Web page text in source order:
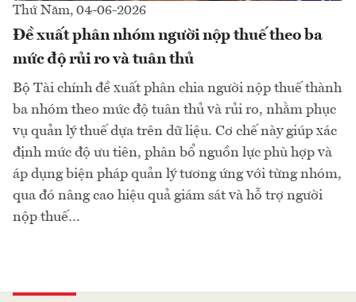
Thứ Năm, 04-06-2026
Đề xuất phân nhóm người nộp thuế theo ba
mức độ rủi ro và tuân thủ
Bộ Tài chính đề xuất phân chia người nộp thuế thành
ba nhóm theo mức độ tuân thủ và rủi ro, nhằm phục
vụ quản lý thuế dựa trên dữ liệu. Cơ chế này giúp xác
định mức độ ưu tiên, phân bổ nguồn lực phù hợp và
áp dụng biện pháp quản lý tương ứng với từng nhóm,
qua đó nâng cao hiệu quả giám sát và hỗ trợ người
nộp thuế…